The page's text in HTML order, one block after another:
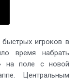
игроков в
время набрать
на поле с новой
Центральным